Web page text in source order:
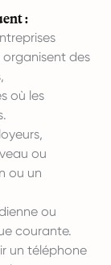
:
des
où les
ou
ou un
ou
courante.
un téléphone